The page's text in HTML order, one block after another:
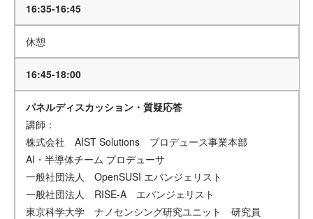
16:35-16:45
休憩
16:45-18:00
パネルディスカッション・質疑応答
講師：
株式会社 AIST Solutions プロデュース事業本部
AI・半導体チーム プロデューサ
一般社団法人 OpenSUSI エバンジェリスト
一般社団法人 RISE-A エバンジェリスト
東京科学大学 ナノセンシング研究ユニット 研究員